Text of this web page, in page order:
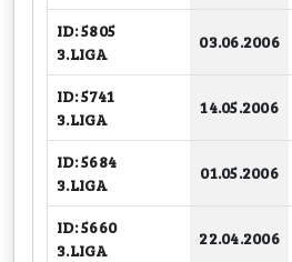
ID: 5805
3.LIGA
03.06.2006
ID: 5741
3.LIGA
14.05.2006
ID: 5684
3.LIGA
01.05.2006
ID: 5660
3.LIGA
22.04.2006